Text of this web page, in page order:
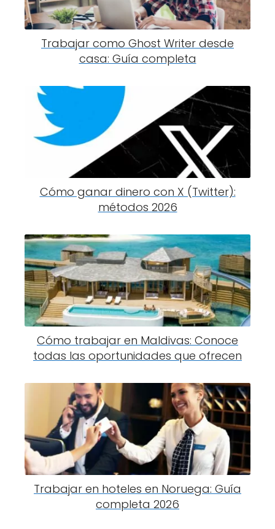
Trabajar como Ghost Writer desde
casa: Guía completa
Cómo ganar dinero con X (Twitter):
métodos 2026
Cómo trabajar en Maldivas: Conoce
todas las oportunidades que ofrecen
Trabajar en hoteles en Noruega: Guía
completa 2026